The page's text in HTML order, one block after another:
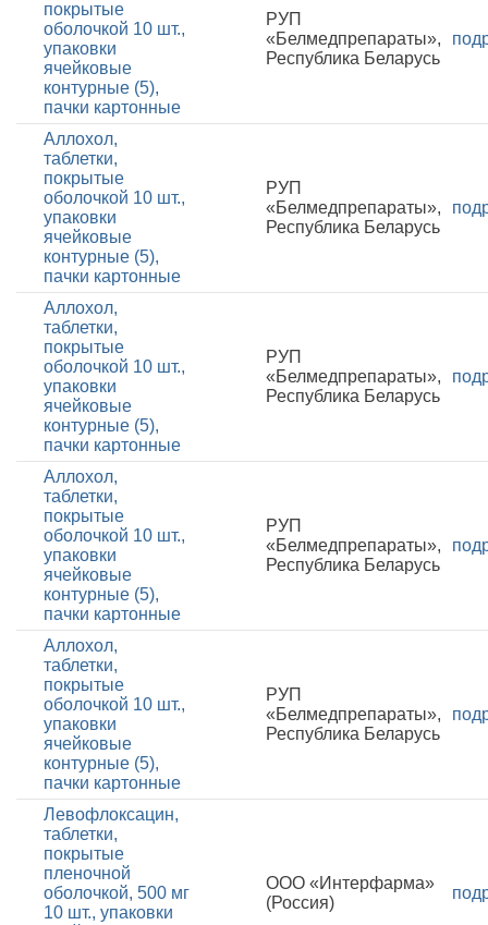
покрытые
оболочкой 10 шт.,
упаковки
ячейковые
контурные (5),
пачки картонные
РУП
«Белмедпрепараты»,
Республика Беларусь
Аллохол,
таблетки,
покрытые
оболочкой 10 шт.,
упаковки
ячейковые
контурные (5),
пачки картонные
РУП
«Белмедпрепараты»,
Республика Беларусь
Аллохол,
таблетки,
покрытые
оболочкой 10 шт.,
упаковки
ячейковые
контурные (5),
пачки картонные
РУП
«Белмедпрепараты»,
Республика Беларусь
Аллохол,
таблетки,
покрытые
оболочкой 10 шт.,
упаковки
ячейковые
контурные (5),
пачки картонные
РУП
«Белмедпрепараты»,
Республика Беларусь
Аллохол,
таблетки,
покрытые
оболочкой 10 шт.,
упаковки
ячейковые
контурные (5),
пачки картонные
РУП
«Белмедпрепараты»,
Республика Беларусь
Левофлоксацин,
таблетки,
покрытые
пленочной
оболочкой, 500 мг
10 шт., упаковки
ООО «Интерфарма»
(Россия)